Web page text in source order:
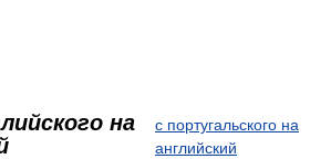
на
с португальского на
английский